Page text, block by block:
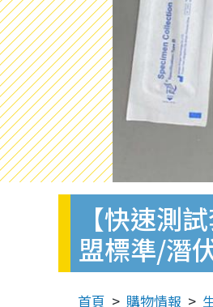
【快速測
盟標準/潛
首頁 購物情報